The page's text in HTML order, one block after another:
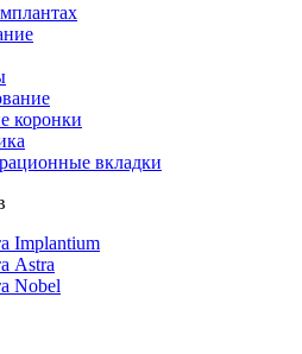
коронки
вкладки
Implantium
Astra
Nobel